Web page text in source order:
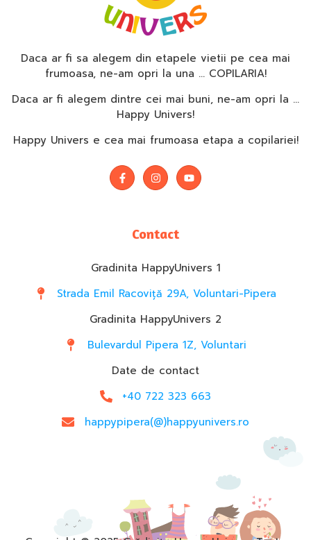
Daca ar fi sa alegem din etapele vietii pe cea mai
frumoasa, ne-am opri la una … COPILARIA!
Daca ar fi alegem dintre cei mai buni, ne-am opri la …
Happy Univers!
Happy Univers e cea mai frumoasa etapa a copilariei!
Contact
Gradinita HappyUnivers 1
Strada Emil Racoviță 29A, Voluntari-Pipera
Gradinita HappyUnivers 2
Bulevardul Pipera 1Z, Voluntari
Date de contact
+40 722 323 663
happypipera(@)happyunivers.ro